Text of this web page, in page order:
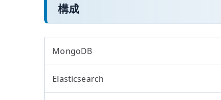
構成
MongoDB
Elasticsearch